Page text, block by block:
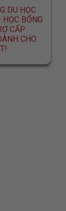
DU HỌC
HỌC BỔNG
CẤP
CHO